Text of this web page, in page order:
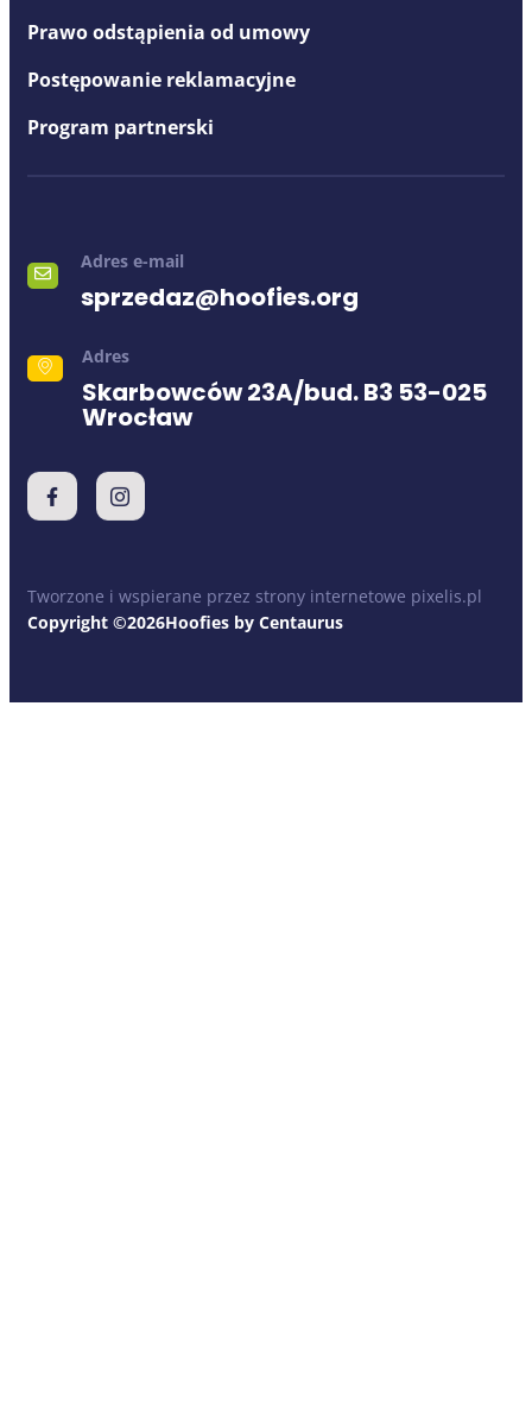
Prawo odstąpienia od umowy
Postępowanie reklamacyjne
Program partnerski
Adres e-mail
sprzedaz@hoofies.org
Adres
Skarbowców 23A/bud. B3 53-025
Wrocław
Tworzone i wspierane przez strony internetowe pixelis.pl
Copyright ©2026Hoofies by Centaurus